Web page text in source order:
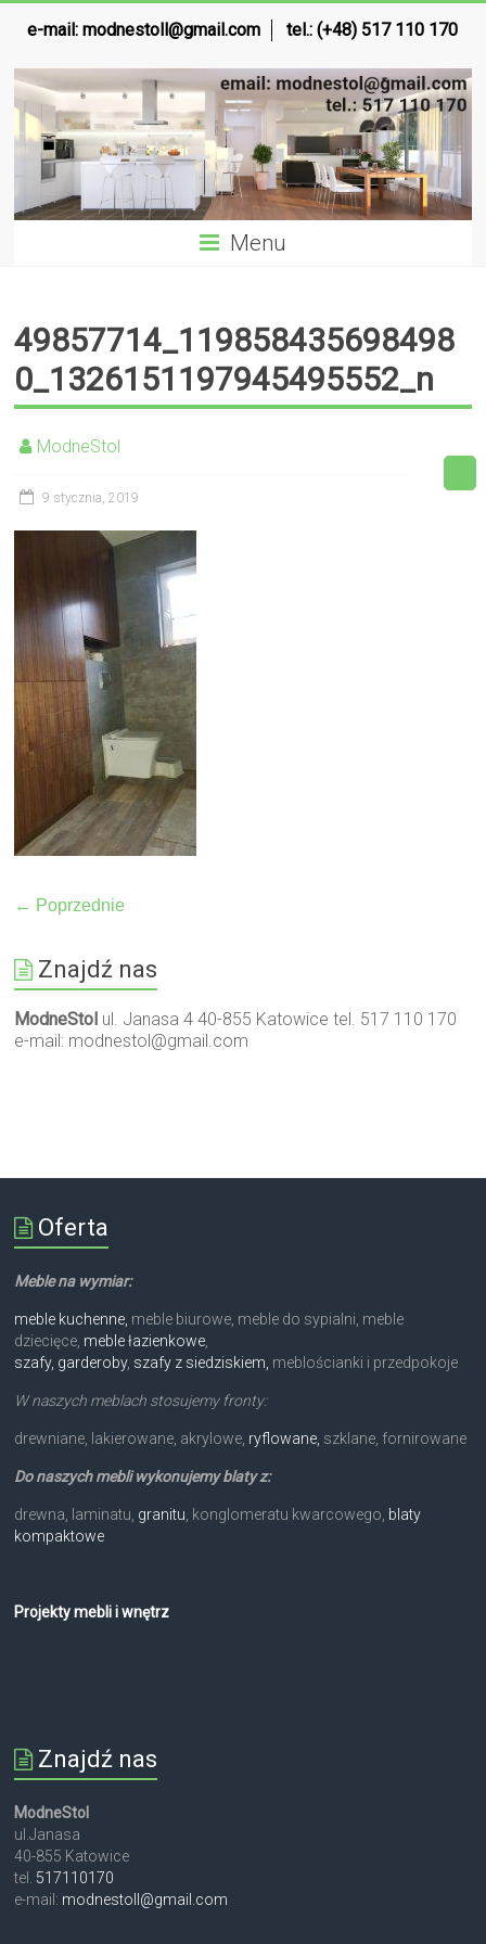
e-mail:modnestoll@gmail.com tel.: (+48) 517 110 170
Menu
49857714_119858435698498
0_1326151197945495552_n
ModneStol
9 stycznia, 2019
← Poprzednie
Znajdź nas
ModneStol ul. Janasa 4 40-855 Katowice tel. 517 110 170
e-mail: modnestol@gmail.com
Oferta
Meble na wymiar:
meble kuchenne, meble biurowe, meble do sypialni, meble
dziecięce, meble łazienkowe,
szafy, garderoby, szafy z siedziskiem, meblościanki i przedpokoje
W naszych meblach stosujemy fronty:
drewniane, lakierowane, akrylowe, ryflowane, szklane, fornirowane
Do naszych mebli wykonujemy blaty z:
drewna, laminatu, granitu, konglomeratu kwarcowego, blaty
kompaktowe
Projekty mebli i wnętrz
Znajdź nas
ModneStol
ul.Janasa
40-855 Katowice
tel. 517110170
e-mail: modnestoll@gmail.com